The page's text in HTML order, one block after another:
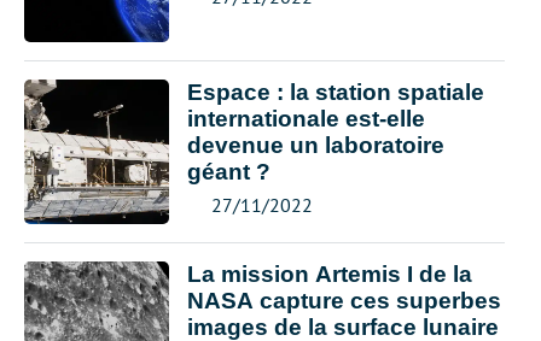
Espace : la station spatiale
internationale est-elle
devenue un laboratoire
géant ?
27/11/2022
La mission Artemis I de la
NASA capture ces superbes
images de la surface lunaire